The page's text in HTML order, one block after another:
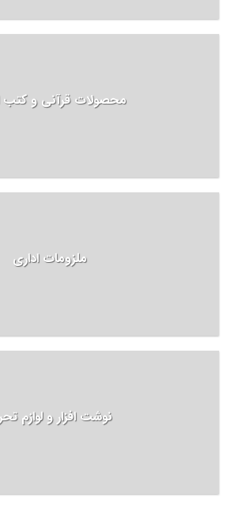
محصولات قرآنی و کتب
ملزومات اداری
نوشت افزار و لوازم